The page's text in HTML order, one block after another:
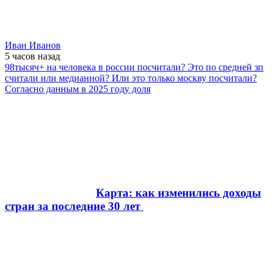
Иван Иванов
5 часов назад
98тысяч+ на человека в россии посчитали? Это по средней зп
считали или медианной? Или это только москву посчитали?
Согласно данным в 2025 году доля
Карта: как изменились доходы
стран за последние 30 лет